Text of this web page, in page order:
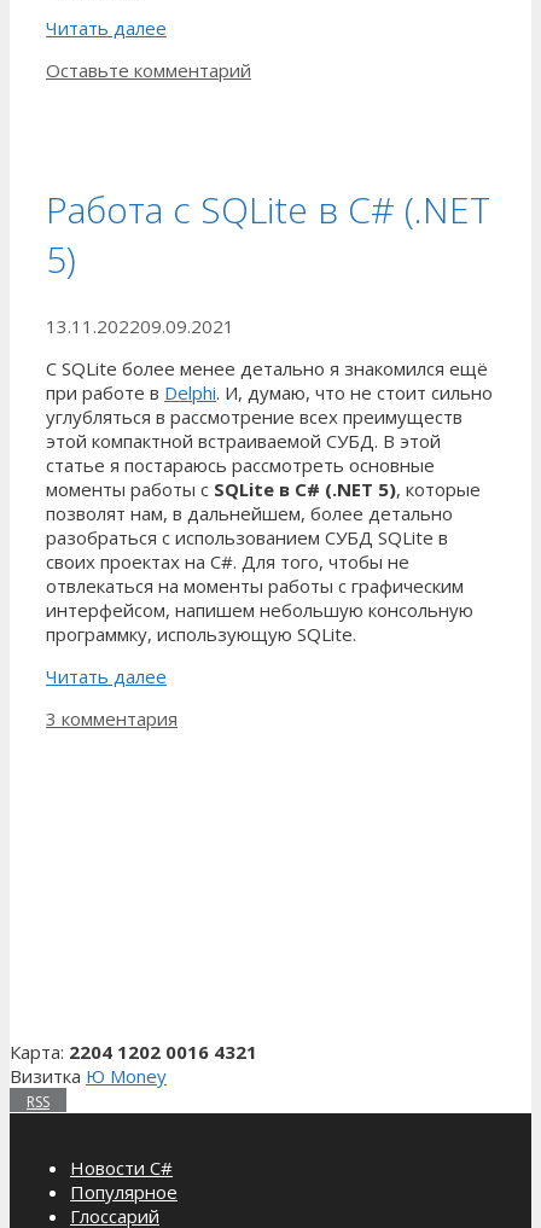
Читать далее
Оставьте комментарий
Работа с SQLite в C# (.NET
5)
13.11.202209.09.2021
С SQLite более менее детально я знакомился ещё
при работе в Delphi. И, думаю, что не стоит сильно
углубляться в рассмотрение всех преимуществ
этой компактной встраиваемой СУБД. В этой
статье я постараюсь рассмотреть основные
моменты работы с SQLite в C# (.NET 5), которые
позволят нам, в дальнейшем, более детально
разобраться с использованием СУБД SQLite в
своих проектах на C#. Для того, чтобы не
отвлекаться на моменты работы с графическим
интерфейсом, напишем небольшую консольную
программку, использующую SQLite.
Читать далее
3 комментария
Карта: 2204 1202 0016 4321
Визитка Ю Money
RSS
Новости C#
Популярное
Глоссарий